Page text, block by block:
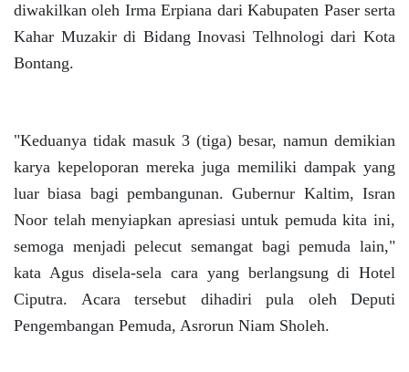
diwakilkan oleh Irma Erpiana dari Kabupaten Paser serta
Kahar Muzakir di Bidang Inovasi Telhnologi dari Kota
Bontang.
"Keduanya tidak masuk 3 (tiga) besar, namun demikian
karya kepeloporan mereka juga memiliki dampak yang
luar biasa bagi pembangunan. Gubernur Kaltim, Isran
Noor telah menyiapkan apresiasi untuk pemuda kita ini,
semoga menjadi pelecut semangat bagi pemuda lain,"
kata Agus disela-sela cara yang berlangsung di Hotel
Ciputra. Acara tersebut dihadiri pula oleh Deputi
Pengembangan Pemuda, Asrorun Niam Sholeh.